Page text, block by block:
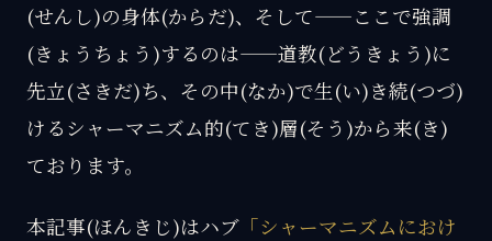
(せんし)の身体(からだ)、そして——ここで強調
(きょうちょう)するのは——道教(どうきょう)に
先立(さきだ)ち、その中(なか)で生(い)き続(つづ)
けるシャーマニズム的(てき)層(そう)から来(き)
ております。
本記事(ほんきじ)はハブ 「シャーマニズムにおけ